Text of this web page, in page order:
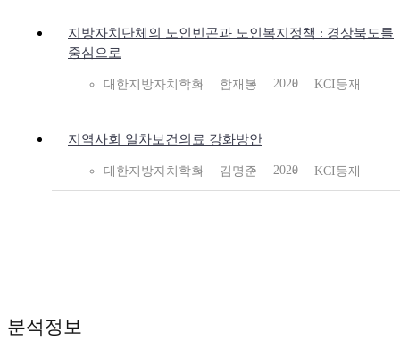
지방자치단체의 노인빈곤과 노인복지정책 : 경상북도를
중심으로
대한지방자치학회 함재봉 2020 KCI등재
지역사회 일차보건의료 강화방안
대한지방자치학회 김명준 2020 KCI등재
분석정보